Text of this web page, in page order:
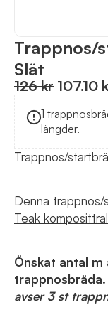
Trappnos/
Slät
126 kr 107.10
1
längder.
Trappnos/
Denna trappnos/
Teak
Önskat antal m
trappnosbräda.
avser 3 st